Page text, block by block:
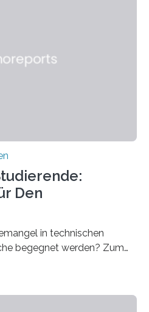
Erkrankungen
Den
in technischen
begegnet werden? Zum
und der Hochschule für